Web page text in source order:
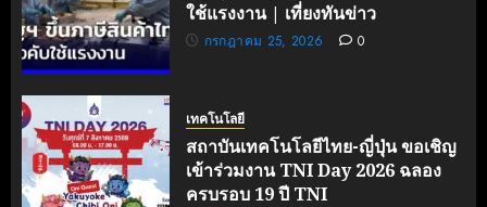
ใช้แรงงาน | เที่ยงทันข่าว
กรกฎาคม 25, 2026 0
เทคโนโลยี
สถาบันเทคโนโลยีไทย-ญี่ปุ่น ขอเชิญ
เข้าร่วมงาน TNI Day 2026 ฉลอง
ครบรอบ 19 ปี TNI